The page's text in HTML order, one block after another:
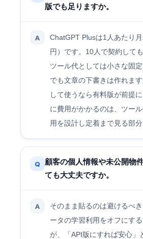
版でも足りますか。
A
ChatGPT Plusは1人あたり
円）です。10人で契約して
ツール代としては小さな固
でも文章の下書きは作れま
して使うなら有料版が前提
に費用がかかるのは、ツー
用を設計し定着まで見る部分
Q
顧客の個人情報や未公開物
ても大丈夫ですか。
A
そのまま貼るのは避けるべ
ータの学習利用をオフにす
が、「API版にすれば安心」